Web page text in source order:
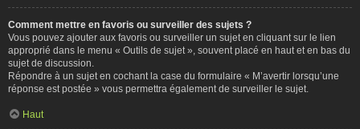
Comment mettre en favoris ou surveiller des sujets ?
Vous pouvez ajouter aux favoris ou surveiller un sujet en cliquant sur le lien
approprié dans le menu « Outils de sujet », souvent placé en haut et en bas du
sujet de discussion.
Répondre à un sujet en cochant la case du formulaire « M’avertir lorsqu’une
réponse est postée » vous permettra également de surveiller le sujet.
Haut